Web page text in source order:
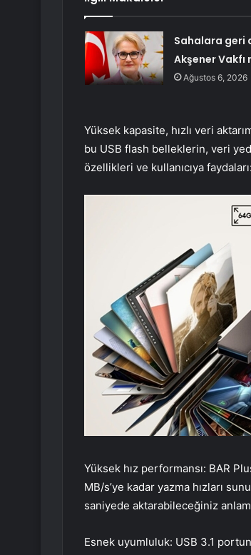
Sahalara geri
Akşener Vakfı
Ağustos 6, 2026
Yüksek kapasite, hızlı veri
bu USB flash belleklerin, veri
özellikleri ve kullanıcıya faydaları:
Yüksek hız performansı: BAR
MB/s’ye kadar yazma hızları
saniyede aktarabileceğiniz
Esnek uyumluluk: USB 3.1